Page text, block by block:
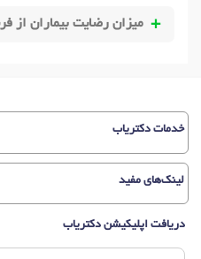
میزان رضایت بیماران
خدمات دکتریاب
لینک‌های مفید
دریافت اپلیکیشن دکتریاب